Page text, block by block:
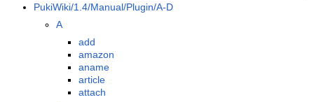
PukiWiki/1.4/Manual/Plugin/A-D
A
add
amazon
aname
article
attach